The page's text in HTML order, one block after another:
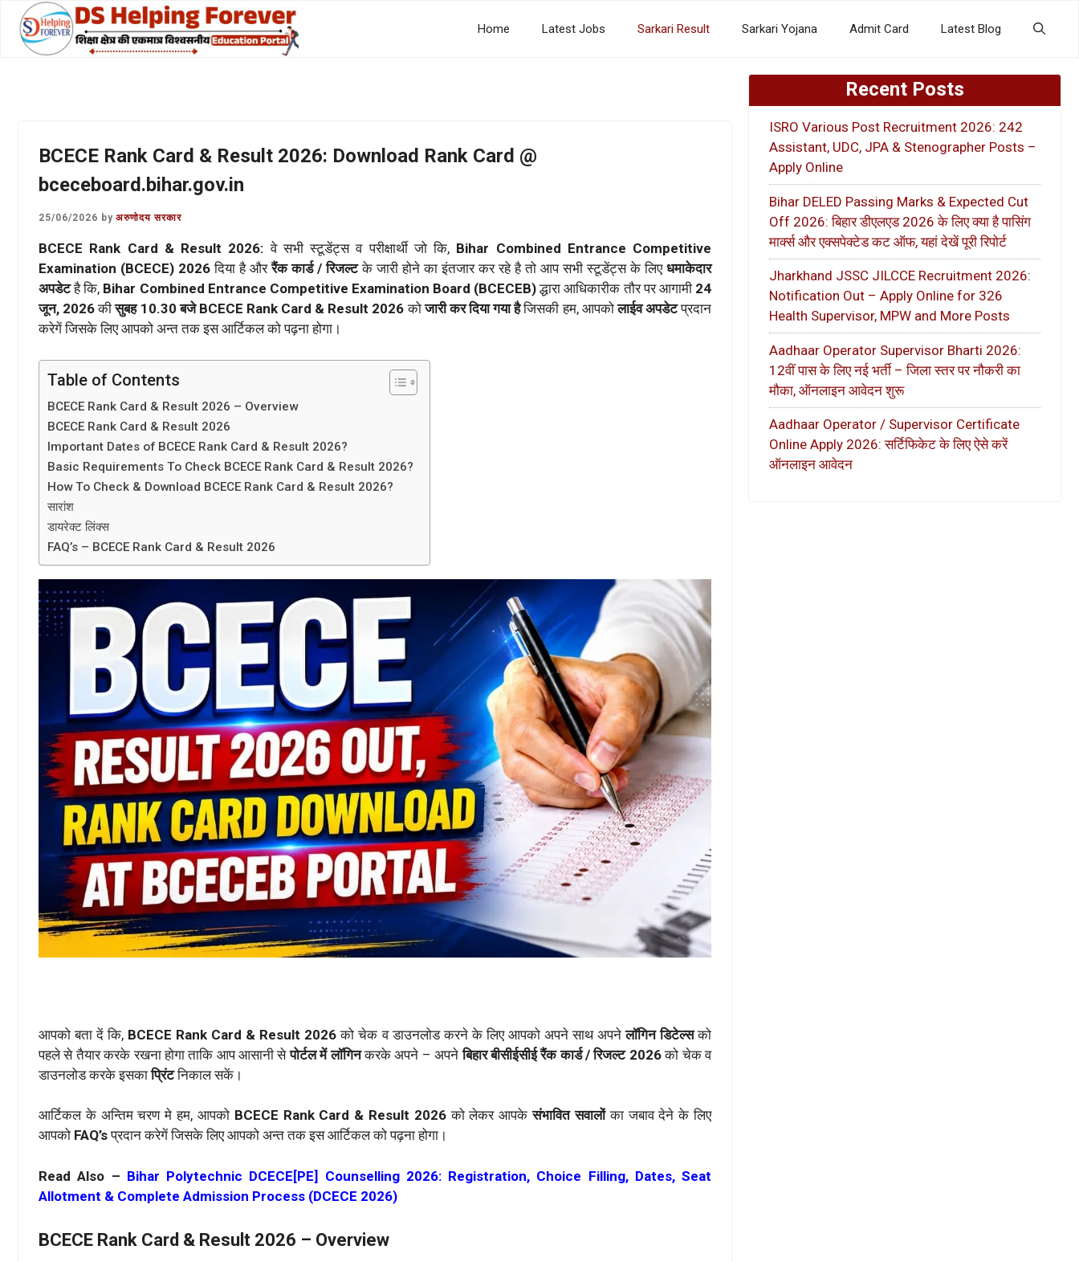
content
Home Latest Jobs Sarkari Result Sarkari Yojana Admit Card Latest Blog
BCECE Rank Card & Result 2026: Download Rank Card @
bceceboard.bihar.gov.in
25/06/2026 byअरुणोदय सरकार
BCECE Rank Card & Result 2026: वे सभी स्टूडेंट्स व परीक्षार्थी जो कि, Bihar Combined Entrance Competitive
Examination (BCECE) 2026 दिया है औररैंक कार्ड / रिजल्टके जारी होने का इंतजार कर रहे है तो आप सभी स्टूडेंट्स के लिएधमाकेदार
अपडेटहै कि, Bihar Combined Entrance Competitive Examination Board (BCECEB)द्धारा आधिकारीक तौर पर आगामी 24
जून, 2026कीसुबह 10.30 बजे BCECE Rank Card & Result 2026 कोजारी कर दिया गया हैजिसकी हम, आपकोलाईव अपडेटप्रदान
करेगें जिसके लिए आपको अन्त तक इस आर्टिकल को पढ़ना होगा।
Table of Contents
BCECE Rank Card & Result 2026 – Overview
BCECE Rank Card & Result 2026
Important Dates of BCECE Rank Card & Result 2026?
Basic Requirements To Check BCECE Rank Card & Result 2026?
How To Check & Download BCECE Rank Card & Result 2026?
सारांश
डायरेक्ट लिंक्स
FAQ’s – BCECE Rank Card & Result 2026
आपको बता दें कि, BCECE Rank Card & Result 2026 को चेक व डाउनलोड करने के लिए आपको अपने साथ अपनेलॉगिन डिटेल्सको
पहले से तैयार करके रखना होगा ताकि आप आसानी सेपोर्टल में लॉगिनकरके अपने – अपने बिहार बीसीईसीई रैंक कार्ड / रिजल्ट 2026को चेक व
डाउनलोड करके इसकाप्रिंटनिकाल सकें।
आर्टिकल के अन्तिम चरण मे हम, आपको BCECE Rank Card & Result 2026को लेकर आपके संभावित सवालोंका जबाव देने के लिए
आपको FAQ’sप्रदान करेगें जिसके लिए आपको अन्त तक इस आर्टिकल को पढ़ना होगा।
Read Also – Bihar Polytechnic DCECE[PE] Counselling 2026: Registration, Choice Filling, Dates, Seat
Allotment & Complete Admission Process (DCECE 2026)
BCECE Rank Card & Result 2026 – Overview
Recent Posts
ISRO Various Post Recruitment 2026: 242
Assistant, UDC, JPA & Stenographer Posts –
Apply Online
Bihar DELED Passing Marks & Expected Cut
Off 2026: बिहार डीएलएड 2026 के लिए क्या है पासिंग
मार्क्स और एक्सपेक्टेड कट ऑफ, यहां देखें पूरी रिपोर्ट
Jharkhand JSSC JILCCE Recruitment 2026:
Notification Out – Apply Online for 326
Health Supervisor, MPW and More Posts
Aadhaar Operator Supervisor Bharti 2026:
12वीं पास के लिए नई भर्ती – जिला स्तर पर नौकरी का
मौका, ऑनलाइन आवेदन शुरू
Aadhaar Operator / Supervisor Certificate
Online Apply 2026: सर्टिफिकेट के लिए ऐसे करें
ऑनलाइन आवेदन